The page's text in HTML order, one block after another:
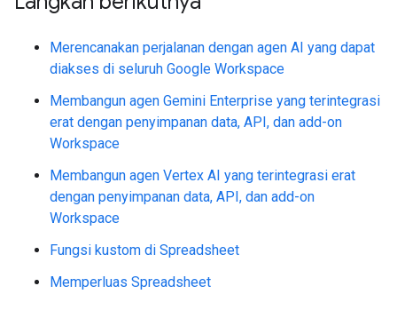
Merencanakan perjalanan dengan agen AI yang dapat
diakses di seluruh Google Workspace
Membangun agen Gemini Enterprise yang terintegrasi
erat dengan penyimpanan data, API, dan add-on
Workspace
Membangun agen Vertex AI yang terintegrasi erat
dengan penyimpanan data, API, dan add-on
Workspace
Fungsi kustom di Spreadsheet
Memperluas Spreadsheet